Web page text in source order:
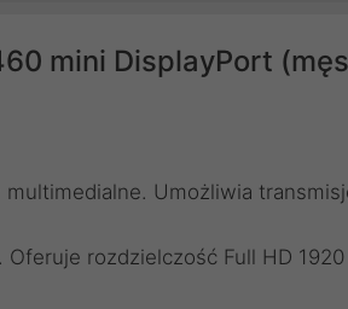
mini DisplayPort
Umożliwia
rozdzielczość Full HD